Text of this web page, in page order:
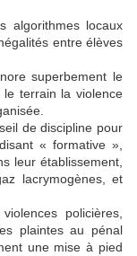
algorithmes locaux
entre élèves
superbement le
le terrain la violence
de discipline pour
« formative »,
leur établissement,
lacrymogènes, et
policières,
plaintes au pénal
une mise à pied